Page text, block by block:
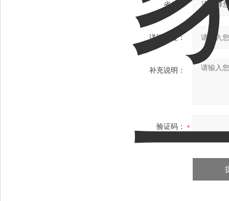
省份：
详细地址：
补充说明：
验证码：